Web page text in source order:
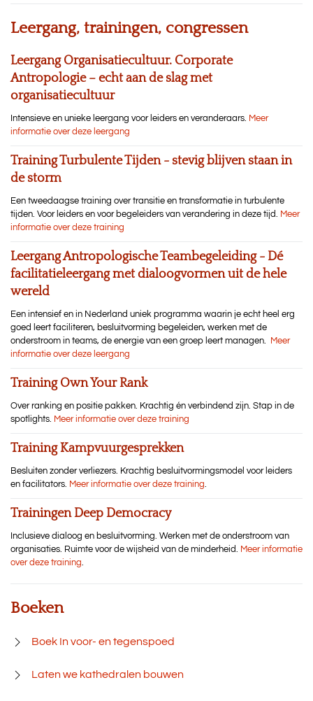
Leergang, trainingen, congressen
Leergang Organisatiecultuur. Corporate
Antropologie – echt aan de slag met
organisatiecultuur
Intensieve en unieke leergang voor leiders en veranderaars. Meer
informatie over deze leergang
Training Turbulente Tijden - stevig blijven staan in
de storm
Een tweedaagse training over transitie en transformatie in turbulente
tijden. Voor leiders en voor begeleiders van verandering in deze tijd. Meer
informatie over deze training
Leergang Antropologische Teambegeleiding - Dé
facilitatieleergang met dialoogvormen uit de hele
wereld
Een intensief en in Nederland uniek programma waarin je echt heel erg
goed leert faciliteren, besluitvorming begeleiden, werken met de
onderstroom in teams, de energie van een groep leert managen.
Meer
informatie over deze leergang
Training Own Your Rank
Over ranking en positie pakken. Krachtig én verbindend zijn. Stap in de
spotlights. Meer informatie over deze training
Training Kampvuurgesprekken
Besluiten zonder verliezers. Krachtig besluitvormingsmodel voor leiders
en facilitators. Meer informatie over deze training.
Trainingen Deep Democracy
Inclusieve dialoog en besluitvorming. Werken met de onderstroom van
organisaties. Ruimte voor de wijsheid van de minderheid. Meer informatie
over deze training.
Boeken
Boek In voor- en tegenspoed
Laten we kathedralen bouwen